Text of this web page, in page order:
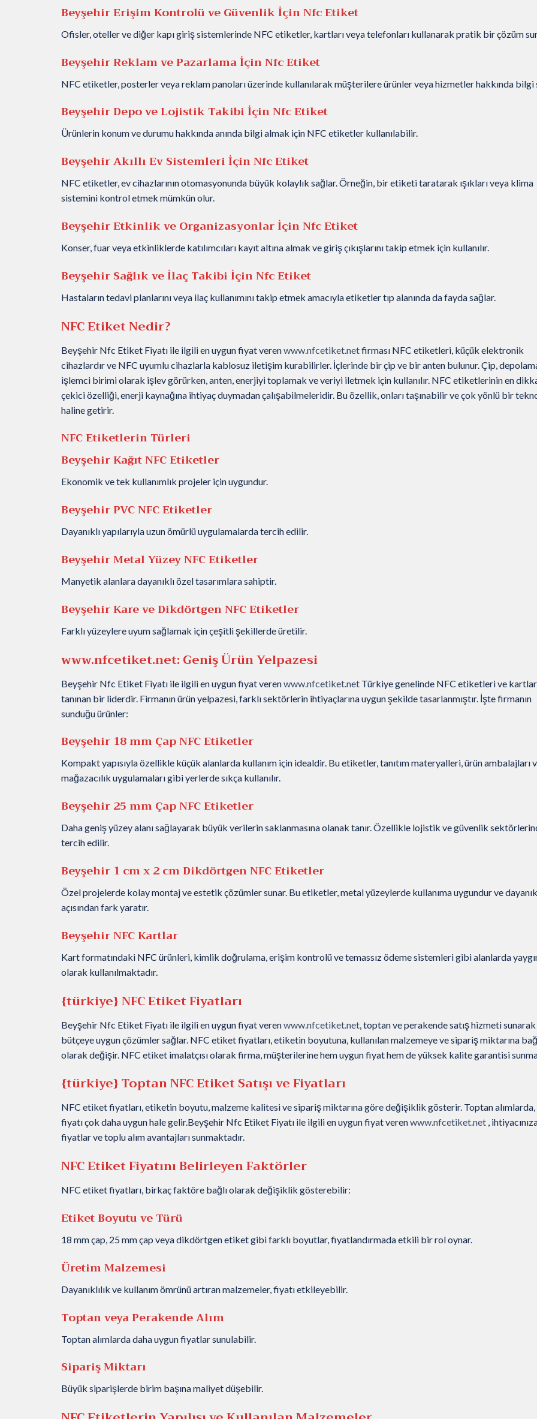
Beyşehir Erişim Kontrolü ve Güvenlikİçin Nfc Etiket
Ofisler, oteller ve diğer kapı giriş sistemlerinde NFC etiketler, kartları veya telefonları kullanarak pratik bir çözüm
Beyşehir Reklam ve Pazarlamaİçin Nfc Etiket
NFC etiketler, posterler veya reklam panoları üzerinde kullanılarak müşterilere ürünler veya hizmetler hakkında bilgi
Beyşehir Depo ve Lojistik Takibiİçin Nfc Etiket
Ürünlerin konum ve durumu hakkında anında bilgi almak için NFC etiketler kullanılabilir.
Beyşehir Akıllı Ev Sistemleriİçin Nfc Etiket
NFC etiketler, ev cihazlarının otomasyonunda büyük kolaylık sağlar. Örneğin, bir etiketi taratarak ışıkları veya klima
sistemini kontrol etmek mümkün olur.
Beyşehir Etkinlik ve Organizasyonlarİçin Nfc Etiket
Konser, fuar veya etkinliklerde katılımcıları kayıt altına almak ve giriş çıkışlarını takip etmek için kullanılır.
Beyşehir Sağlık ve İlaç Takibiİçin Nfc Etiket
Hastaların tedavi planlarını veya ilaç kullanımını takip etmek amacıyla etiketler tıp alanında da fayda sağlar.
NFC Etiket Nedir?
Beyşehir Nfc Etiket Fiyatı ile ilgili en uygun fiyat verenwww.nfcetiket.netfirması NFC etiketleri, küçük elektronik
cihazlardır ve NFC uyumlu cihazlarla kablosuz iletişim kurabilirler. İçlerinde bir çip ve bir anten bulunur. Çip,
işlemci birimi olarak işlev görürken, anten, enerjiyi toplamak ve veriyi iletmek için kullanılır. NFC etiketlerinin en
çekici özelliği, enerji kaynağına ihtiyaç duymadan çalışabilmeleridir. Bu özellik, onları taşınabilir ve çok yönlü bir
haline getirir.
NFC Etiketlerin Türleri
Beyşehir Kağıt NFC Etiketler
Ekonomik ve tek kullanımlık projeler için uygundur.
Beyşehir PVC NFC Etiketler
Dayanıklı yapılarıyla uzun ömürlü uygulamalarda tercih edilir.
Beyşehir Metal Yüzey NFC Etiketler
Manyetik alanlara dayanıklı özel tasarımlara sahiptir.
Beyşehir Kare ve Dikdörtgen NFC Etiketler
Farklı yüzeylere uyum sağlamak için çeşitli şekillerde üretilir.
www.nfcetiket.net: Geniş Ürün Yelpazesi
Beyşehir Nfc Etiket Fiyatı ile ilgili en uygun fiyat verenwww.nfcetiket.net Türkiye genelinde NFC etiketleri ve
tanınan bir liderdir. Firmanın ürün yelpazesi, farklı sektörlerin ihtiyaçlarına uygun şekilde tasarlanmıştır. İşte firmanın
sunduğu ürünler:
Beyşehir 18 mm Çap NFC Etiketler
Kompakt yapısıyla özellikle küçük alanlarda kullanım için idealdir. Bu etiketler, tanıtım materyalleri, ürün ambalajları
mağazacılık uygulamaları gibi yerlerde sıkça kullanılır.
Beyşehir 25 mm Çap NFC Etiketler
Daha geniş yüzey alanı sağlayarak büyük verilerin saklanmasına olanak tanır. Özellikle lojistik ve güvenlik
tercih edilir.
Beyşehir 1 cm x 2 cm Dikdörtgen NFC Etiketler
Özel projelerde kolay montaj ve estetik çözümler sunar. Bu etiketler, metal yüzeylerde kullanıma uygundur ve
açısından fark yaratır.
Beyşehir NFC Kartlar
Kart formatındaki NFC ürünleri, kimlik doğrulama, erişim kontrolü ve temassız ödeme sistemleri gibi alanlarda
olarak kullanılmaktadır.
{türkiye} NFC Etiket Fiyatları
Beyşehir Nfc Etiket Fiyatı ile ilgili en uygun fiyat verenwww.nfcetiket.net , toptan ve perakende satış hizmeti
bütçeye uygun çözümler sağlar. NFC etiket fiyatları, etiketin boyutuna, kullanılan malzemeye ve sipariş miktarına
olarak değişir. NFC etiket imalatçısı olarak firma, müşterilerine hem uygun fiyat hem de yüksek kalite garantisi
{türkiye} Toptan NFC Etiket Satışı ve Fiyatları
NFC etiket fiyatları, etiketin boyutu, malzeme kalitesi ve sipariş miktarına göre değişiklik gösterir. Toptan
fiyatı çok daha uygun hale gelir.Beyşehir Nfc Etiket Fiyatı ile ilgili en uygun fiyat verenwww.nfcetiket.net ,
fiyatlar ve toplu alım avantajları sunmaktadır.
NFC Etiket Fiyatını Belirleyen Faktörler
NFC etiket fiyatları, birkaç faktöre bağlı olarak değişiklik gösterebilir:
Etiket Boyutu ve Türü
18 mm çap, 25 mm çap veya dikdörtgen etiket gibi farklı boyutlar, fiyatlandırmada etkili bir rol oynar.
Üretim Malzemesi
Dayanıklılık ve kullanım ömrünü artıran malzemeler, fiyatı etkileyebilir.
Toptan veya Perakende Alım
Toptan alımlarda daha uygun fiyatlar sunulabilir.
Sipariş Miktarı
Büyük siparişlerde birim başına maliyet düşebilir.